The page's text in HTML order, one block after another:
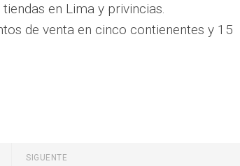
en Lima y privincias.
de venta en cinco contienentes y 15
SIGUENTE